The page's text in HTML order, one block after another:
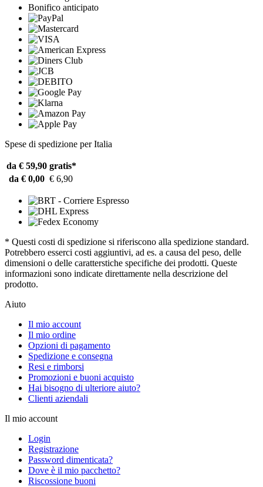
Bonifico anticipato
Spese di spedizione per Italia
da € 59,90 gratis*
da € 0,00 € 6,90
* Questi costi di spedizione si riferiscono alla spedizione standard.
Potrebbero esserci costi aggiuntivi, ad es. a causa del peso, delle
dimensioni o delle caratterstiche specifiche dei prodotti. Queste
informazioni sono indicate direttamente nella descrizione del
prodotto.
Aiuto
Il mio account
Il mio ordine
Opzioni di pagamento
Spedizione e consegna
Resi e rimborsi
Promozioni e buoni acquisto
Hai bisogno di ulteriore aiuto?
Clienti aziendali
Il mio account
Login
Registrazione
Password dimenticata?
Dove è il mio pacchetto?
Riscossione buoni